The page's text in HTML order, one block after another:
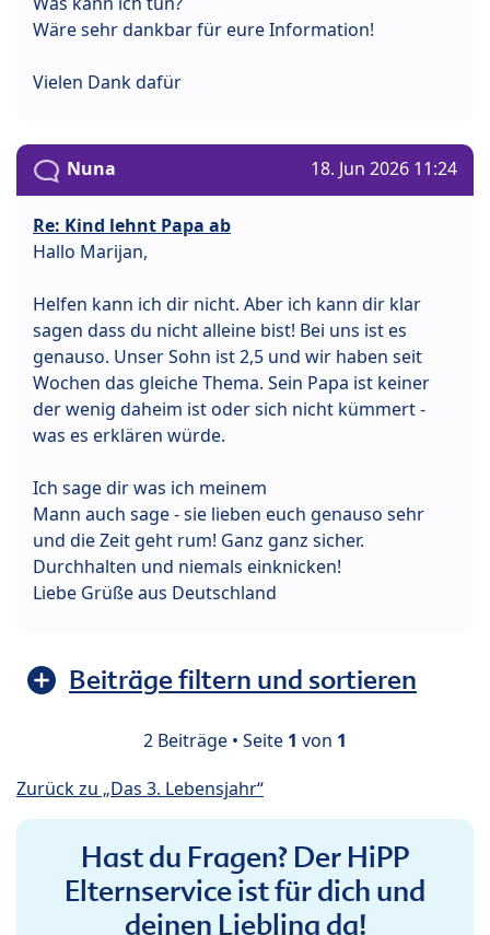
Wäre sehr dankbar für eure Information!
Vielen Dank dafür
Nuna 18. Jun 2026 11:24
Re: Kind lehnt Papa ab
Hallo Marijan,
Helfen kann ich dir nicht. Aber ich kann dir klar
sagen dass du nicht alleine bist! Bei uns ist es
genauso. Unser Sohn ist 2,5 und wir haben seit
Wochen das gleiche Thema. Sein Papa ist keiner
der wenig daheim ist oder sich nicht kümmert -
was es erklären würde.
Ich sage dir was ich meinem
Mann auch sage - sie lieben euch genauso sehr
und die Zeit geht rum! Ganz ganz sicher.
Durchhalten und niemals einknicken!
Liebe Grüße aus Deutschland
Beiträge filtern und sortieren
2 Beiträge • Seite 1 von 1
Zurück zu „Das 3. Lebensjahr“
Hast du Fragen? Der HiPP
Elternservice ist für dich und
deinen Liebling da!